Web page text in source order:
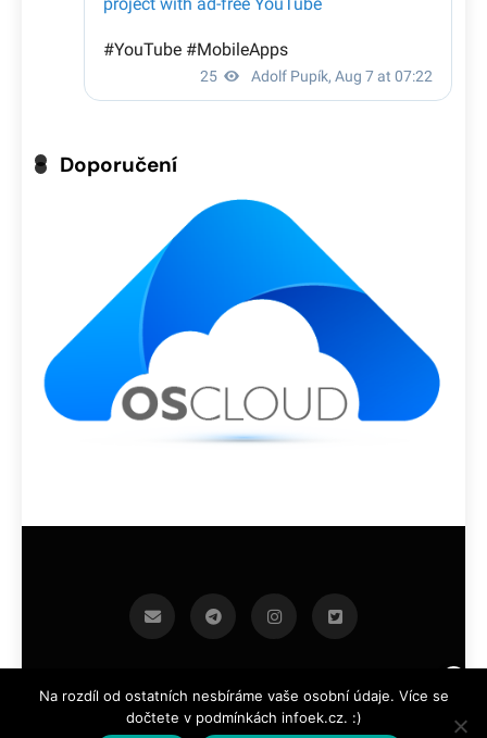
Doporučení
infoek.cz 2026.Developed By BlazeThemes .
Na rozdíl od ostatních nesbíráme vaše osobní údaje. Více se
dočtete v podmínkách infoek.cz. :)